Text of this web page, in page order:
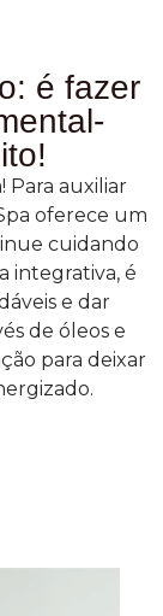
é fazer
Para auxiliar
oferece um
cuidando
integrativa, é
e dar
de óleos e
para deixar